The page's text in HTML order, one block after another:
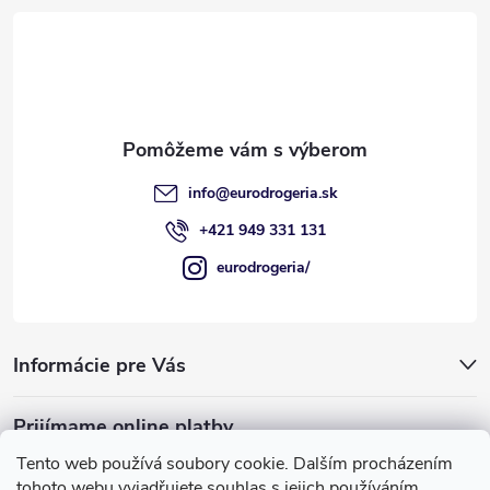
Tento web používá soubory cookie. Dalším procházením
Informácie pre Vás
info@eurodrogeria.sk
+421 949 331 131
eurodrogeria/
Prijímame online platby